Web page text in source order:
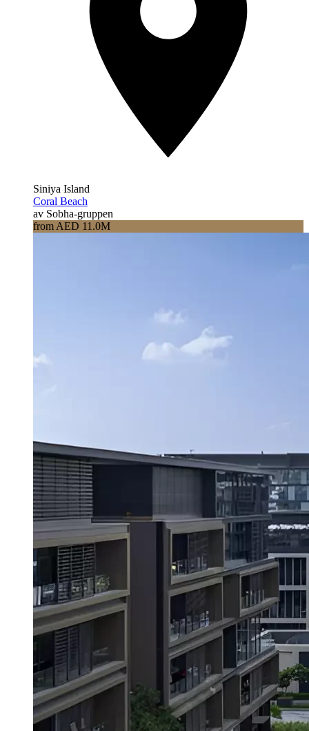
Siniya Island
Coral Beach
av Sobha-gruppen
from AED 11.0M